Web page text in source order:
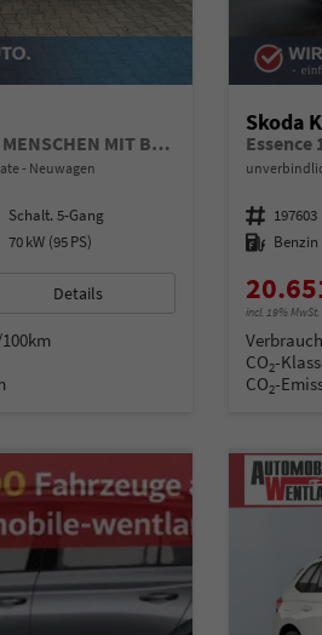
Selection *ANGEBOT FÜR MENSCHEN MIT BEHINDERUNG AB 50%! 1.0 TSI 95PS, Klimaanlage, Sitzheizung, Parksensoren hinten, LED-Scheinwerfer, Tempomat, Infotainment 8", Virtual Cockpit Nebelscheinwerfer, Dachreling
Neuwagen
Schalt. 5-Gang
70 kW (95 PS)
Details
Skoda
Essence
Fahrzeugnummer 197603
Kraftstoff Benzin
incl. 19% MwSt.
CO2-
CO2-